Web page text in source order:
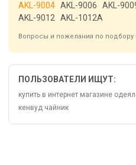
AKL-9004 AKL-9006
AKL-
AKL-9012
AKL-1012A
Вопросы и пожелания по
ПОЛЬЗОВАТЕЛИ ИЩУТ:
купить в интернет магазине
кенвуд чайник